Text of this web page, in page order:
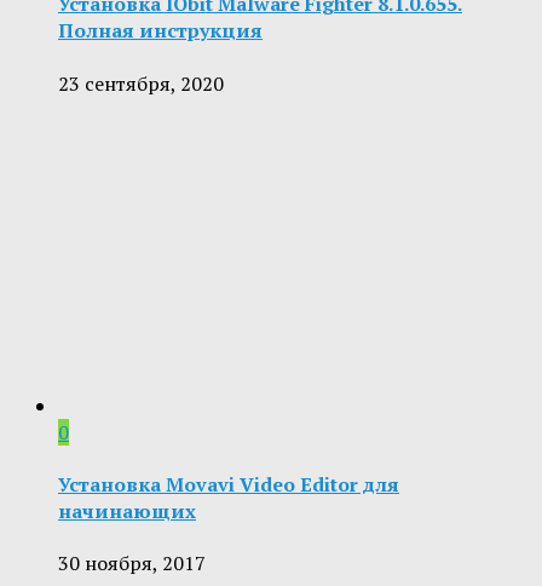
Полная инструкция
23 сентября, 2020
0
Установка Movavi Video Editor для
начинающих
30 ноября, 2017